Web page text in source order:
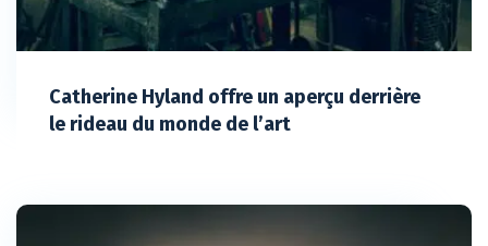
Catherine Hyland offre un aperçu derrière
le rideau du monde de l’art